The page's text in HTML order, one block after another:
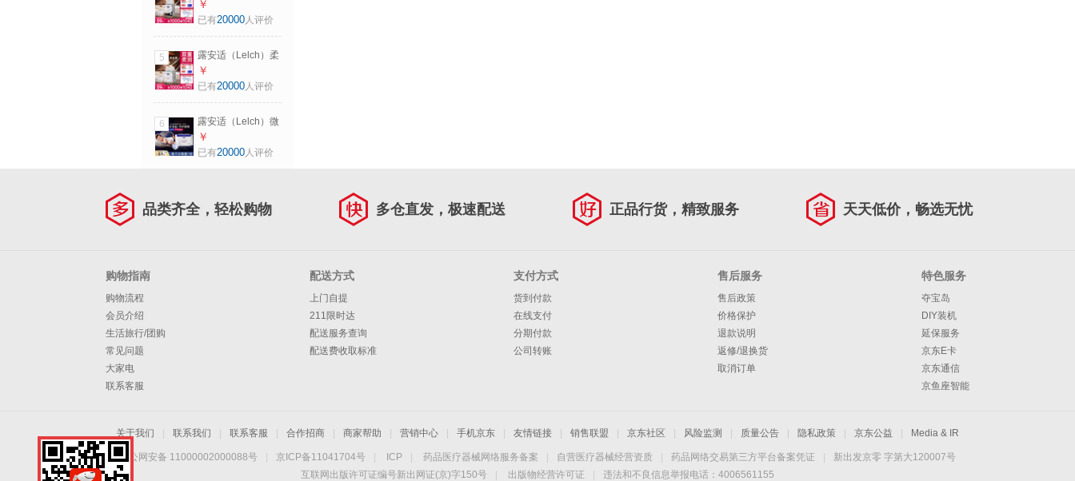
护羽柔裤mini装 日
夜柔软尿不湿 宝宝
片
￥
已有20000人评价
5
露安适（Lelch）柔
护羽柔裤mini装 日
夜柔软尿不湿 宝宝
片
￥
已有20000人评价
6
露安适（Lelch）微
气候试用 组合装婴
儿纸尿片拉拉裤尿
日夜组合装】
￥
已有20000人评价
品类齐全，轻松购物 多仓直发，极速配送 正品行货，精致服务 天天低价，畅选无忧
购物指南
购物流程
会员介绍
生活旅行/团购
常见问题
大家电
联系客服
配送方式
上门自提
211限时达
配送服务查询
配送费收取标准
支付方式
货到付款
在线支付
分期付款
公司转账
售后服务
售后政策
价格保护
退款说明
返修/退换货
取消订单
特色服务
夺宝岛
DIY装机
延保服务
京东E卡
京东通信
京鱼座智能
关于我们 联系我们 联系客服 合作招商 商家帮助 营销中心 手机京东 友情链接 销售联盟 京东社区 风险监测 质量公告 隐私政策 京东公益 Media & IR
京公网安备 11000002000088号 京ICP备11041704号 ICP 药品医疗器械网络服务备案 自营医疗器械经营资质 药品网络交易第三方平台备案凭证
新出发京零 字第大120007号
互联网出版许可证编号新出网证(京)字150号
出版物经营许可证 违法和不良信息举报电话：4006561155